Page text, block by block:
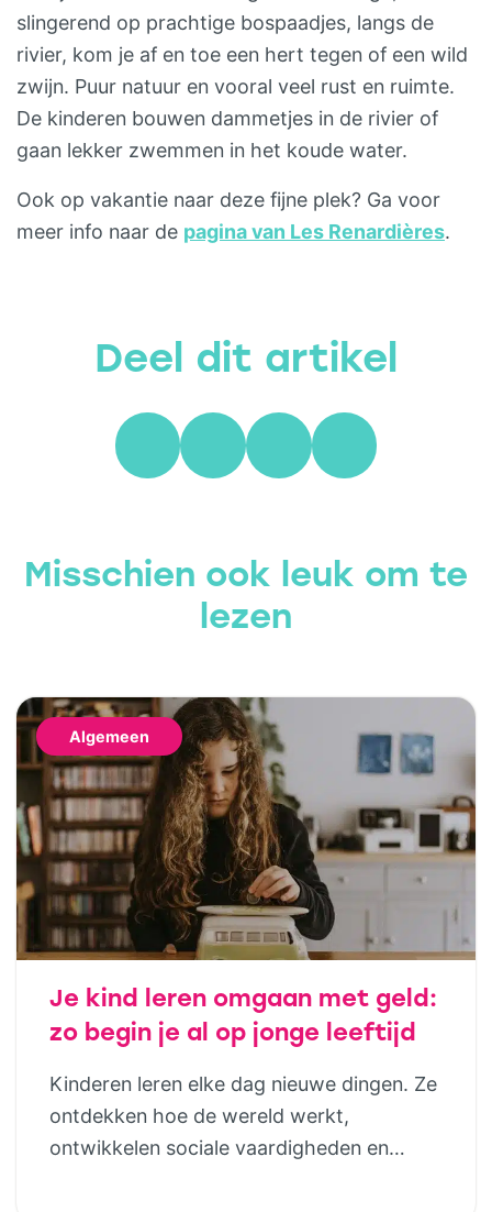
slingerend op prachtige bospaadjes, langs de
rivier, kom je af en toe een hert tegen of een wild
zwijn. Puur natuur en vooral veel rust en ruimte.
De kinderen bouwen dammetjes in de rivier of
gaan lekker zwemmen in het koude water.
Ook op vakantie naar deze fijne plek? Ga voor
meer info naar de pagina van Les Renardières.
Deel dit artikel
Misschien ook leuk om te
lezen
Algemeen
Je kind leren omgaan met geld:
zo begin je al op jonge leeftijd
Kinderen leren elke dag nieuwe dingen. Ze
ontdekken hoe de wereld werkt,
ontwikkelen sociale vaardigheden en